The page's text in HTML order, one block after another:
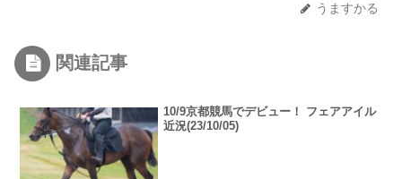
うますかる
関連記事
10/9京都競馬でデビュー！ フェアアイル
近況(23/10/05)